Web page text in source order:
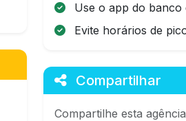
Use o app do banco
Evite horários de
Compartilhar
Compartilhe esta agência